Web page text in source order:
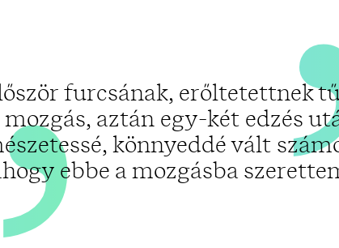
furcsának, erőltetettnek
mozgás, aztán egy-két edzés
könnyeddé vált
ebbe a mozgásba